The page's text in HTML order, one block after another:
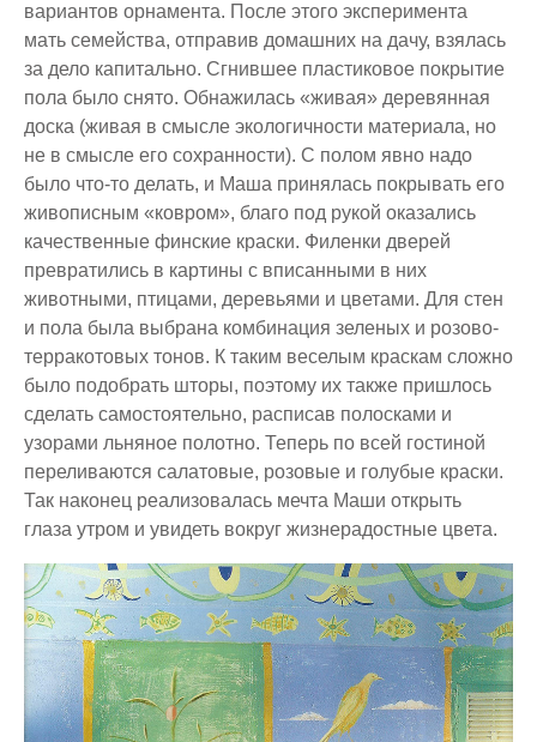
вариантов орнамента. После этого эксперимента
мать семейства, отправив домашних на дачу, взялась
за дело капитально. Сгнившее пластиковое покрытие
пола было снято. Обнажилась «живая» деревянная
доска (живая в смысле экологичности материала, но
не в смысле его сохранности). С полом явно надо
было что-то делать, и Маша принялась покрывать его
живописным «ковром», благо под рукой оказались
качественные финские краски. Филенки дверей
превратились в картины с вписанными в них
животными, птицами, деревьями и цветами. Для стен
и пола была выбрана комбинация зеленых и розово-
терракотовых тонов. К таким веселым краскам сложно
было подобрать шторы, поэтому их также пришлось
сделать самостоятельно, расписав полосками и
узорами льняное полотно. Теперь по всей гостиной
переливаются салатовые, розовые и голубые краски.
Так наконец реализовалась мечта Маши открыть
глаза утром и увидеть вокруг жизнерадостные цвета.